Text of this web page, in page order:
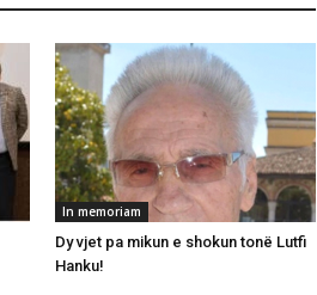
In memoriam
Dy vjet pa mikun e shokun tonë Lutfi
Hanku!